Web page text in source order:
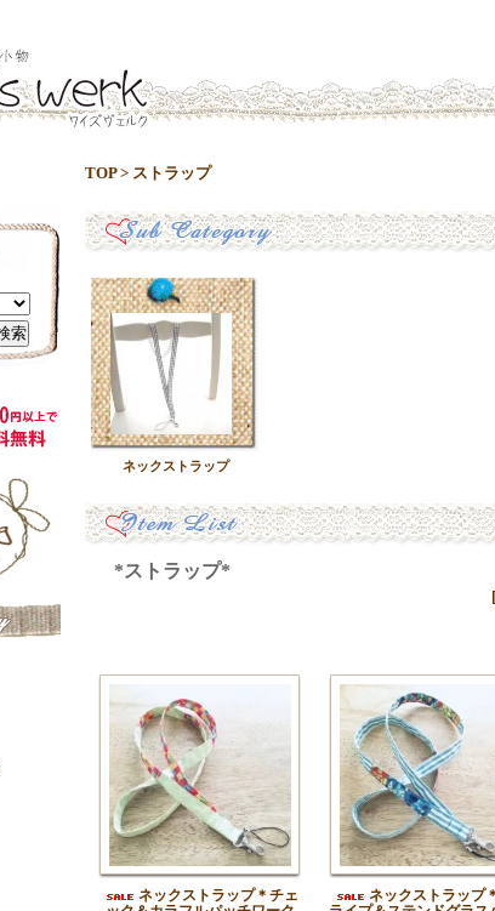
TOP> ストラップ
ネックストラップ
*ストラップ*
ネックストラップ＊チェ
ネックストラップ